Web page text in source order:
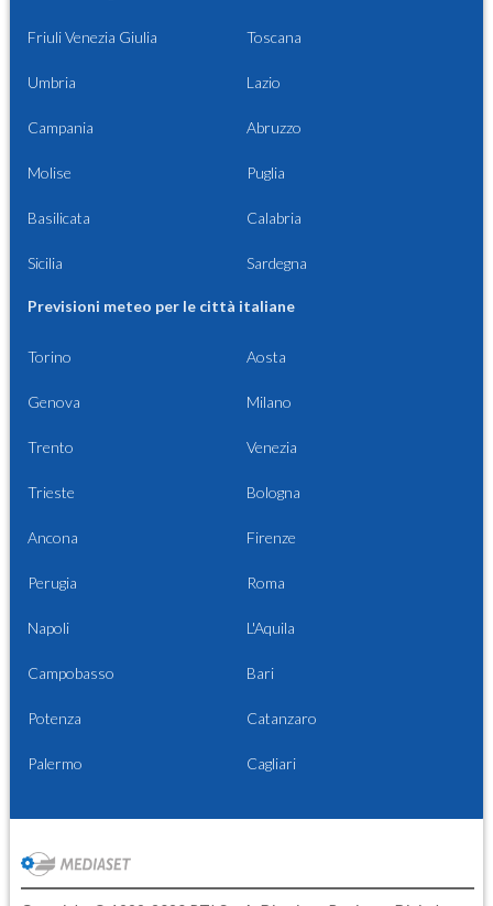
Friuli Venezia Giulia Toscana
Umbria Lazio
Campania Abruzzo
Molise Puglia
Basilicata Calabria
Sicilia Sardegna
Previsioni meteo per le città italiane
Torino Aosta
Genova Milano
Trento Venezia
Trieste Bologna
Ancona Firenze
Perugia Roma
Napoli L'Aquila
Campobasso Bari
Potenza Catanzaro
Palermo Cagliari